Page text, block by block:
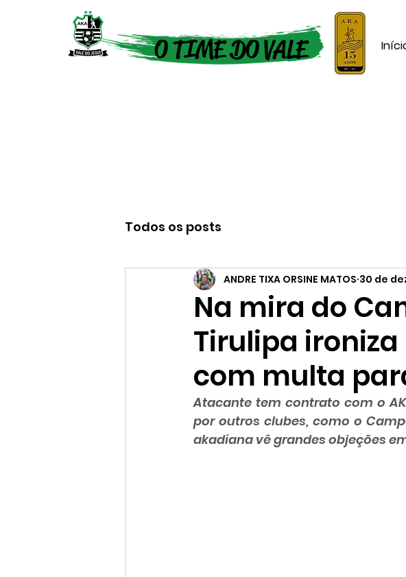
O TIME DO VALE
Todos os posts
Na mira do
Tirulipa
com multa
ANDRE TIXA ORSINE MATOS 30 de
Atacante tem contrato com o
por outros clubes, como o
akadiana vê grandes objeções